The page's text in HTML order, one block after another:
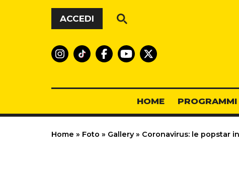
Vai al contenuto
ACCEDI
HOME PROGRAMMI
Home » Foto » Gallery » Coronavirus: le popstar